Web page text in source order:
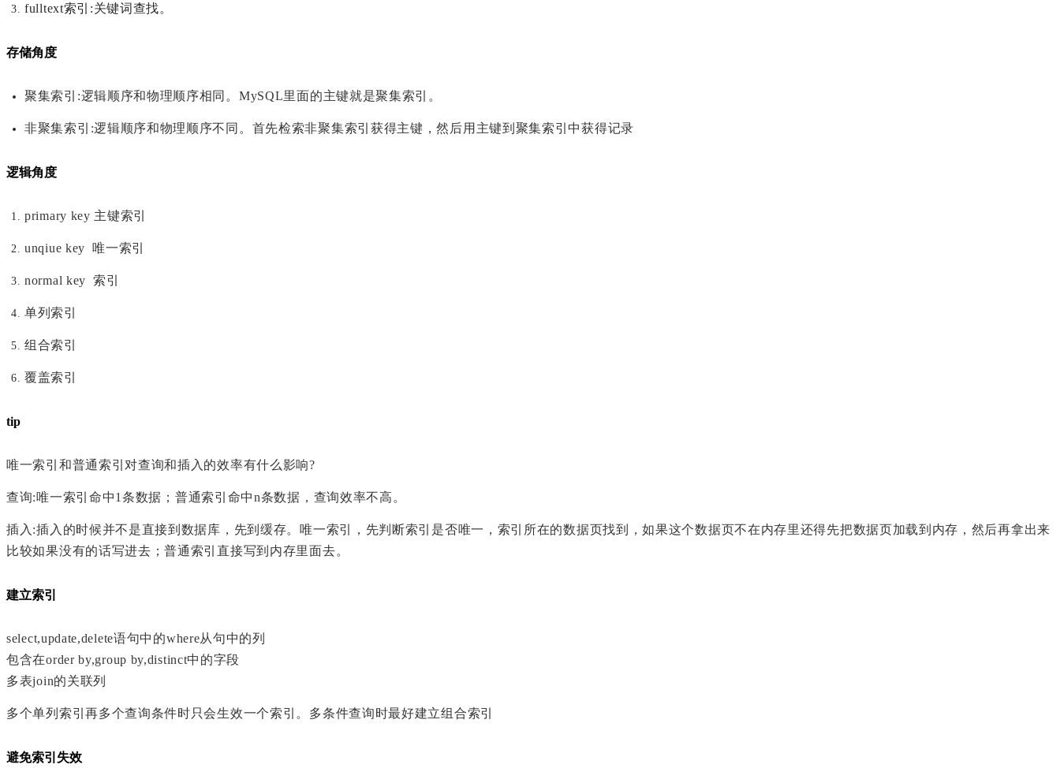
fulltext索引:关键词查找。
存储角度
聚集索引:逻辑顺序和物理顺序相同。 MySQL里面的主键就是聚集索引。
非聚集索引:逻辑顺序和物理顺序不同。首先检索非聚集索引获得主键，然后用主键到聚集索引中获得记录
逻辑角度
primary key 主键索引
unqiue key 唯一索引
normal key 索引
单列索引
组合索引
覆盖索引
tip
唯一索引和普通索引对查询和插入的效率有什么影响?
查询:唯一索引命中1条数据；普通索引命中n条数据，查询效率不高。
插入:插入的时候并不是直接到数据库，先到缓存。唯一索引，先判断索引是否唯一，索引所在的数据页找到，如果这个数据页不在内存里还得先把数据页加载到内存，然后再拿出来
比较如果没有的话写进去；普通索引直接写到内存里面去。
建立索引
select,update,delete语句中的where从句中的列
包含在order by,group by,distinct中的字段
多表join的关联列
多个单列索引再多个查询条件时只会生效一个索引。多条件查询时最好建立组合索引
避免索引失效